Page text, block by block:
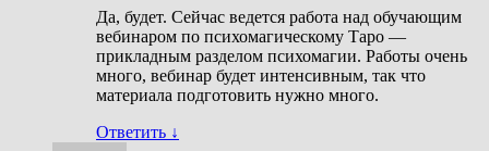
Да, будет. Сейчас ведется работа над обучающим
вебинаром по психомагическому Таро —
прикладным разделом психомагии. Работы очень
много, вебинар будет интенсивным, так что
материала подготовить нужно много.
Ответить ↓